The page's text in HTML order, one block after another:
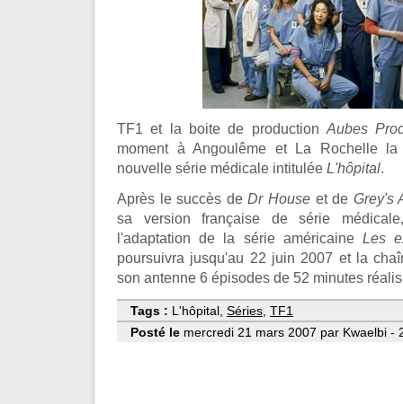
TF1 et la boite de production Aubes
moment à Angoulême et La Rochelle
nouvelle série médicale intitulée L'hôpital.
Après le succès deDr Houseet de Grey's
sa version française de série
l'adaptation de la série américaineLes
poursuivra jusqu'au 22 juin 2007 et la
son antenne 6 épisodes de 52 minutes
Tags : L'hôpital, Séries TF1
Posté le mercredi 21 mars 2007 par Kwaelbi -